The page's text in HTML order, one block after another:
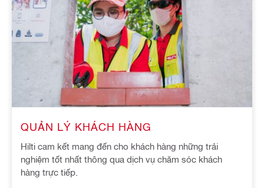
QUẢN LÝ KHÁCH HÀNG
Hilti cam kết mang đến cho khách hàng những trải
nghiệm tốt nhất thông qua dịch vụ chăm sóc khách
hàng trực tiếp.